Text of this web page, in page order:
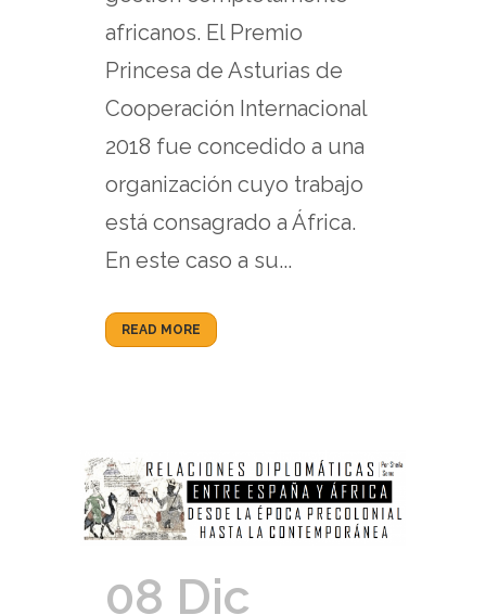
africanos. El Premio
Princesa de Asturias de
Cooperación Internacional
2018 fue concedido a una
organización cuyo trabajo
está consagrado a África.
En este caso a su...
READ MORE
08 Dic